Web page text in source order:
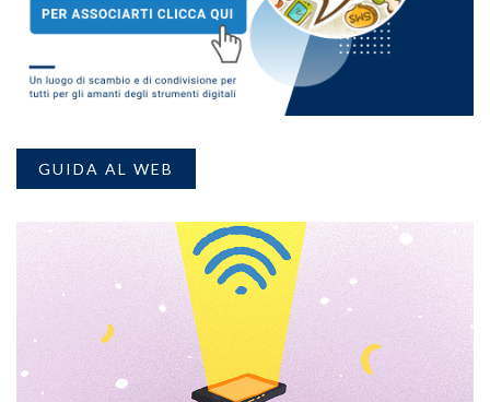
GUIDA AL WEB